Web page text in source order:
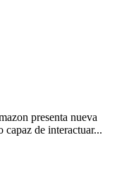
presenta nueva
capaz de interactuar...